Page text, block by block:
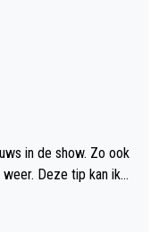
in de show. Zo ook
Deze tip kan ik